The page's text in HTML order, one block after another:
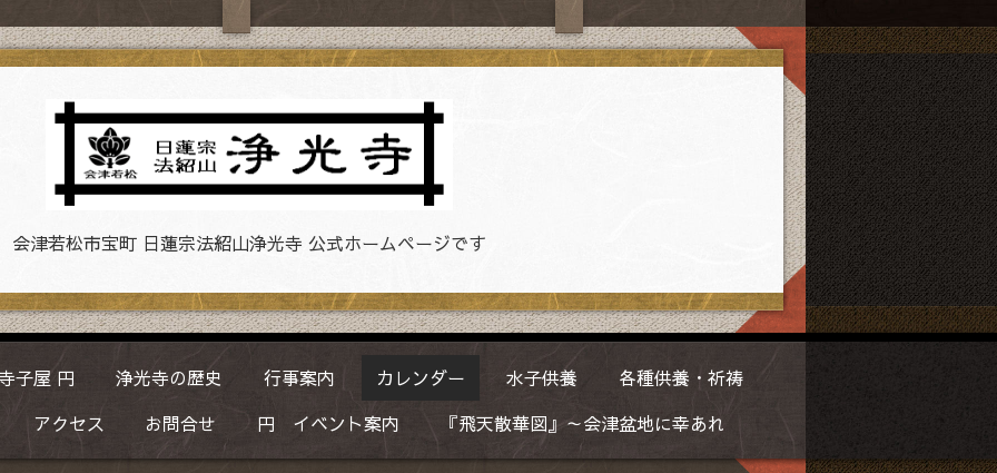
会津若松市宝町 日蓮宗法紹山浄光寺 公式ホームページです
子屋 円 浄光寺の歴史 行事案内 カレンダー 水子供養
各種供養・祈祷
アクセス
お問合せ 円 イベント案内 『飛天散華図』～会津盆地に幸あれ